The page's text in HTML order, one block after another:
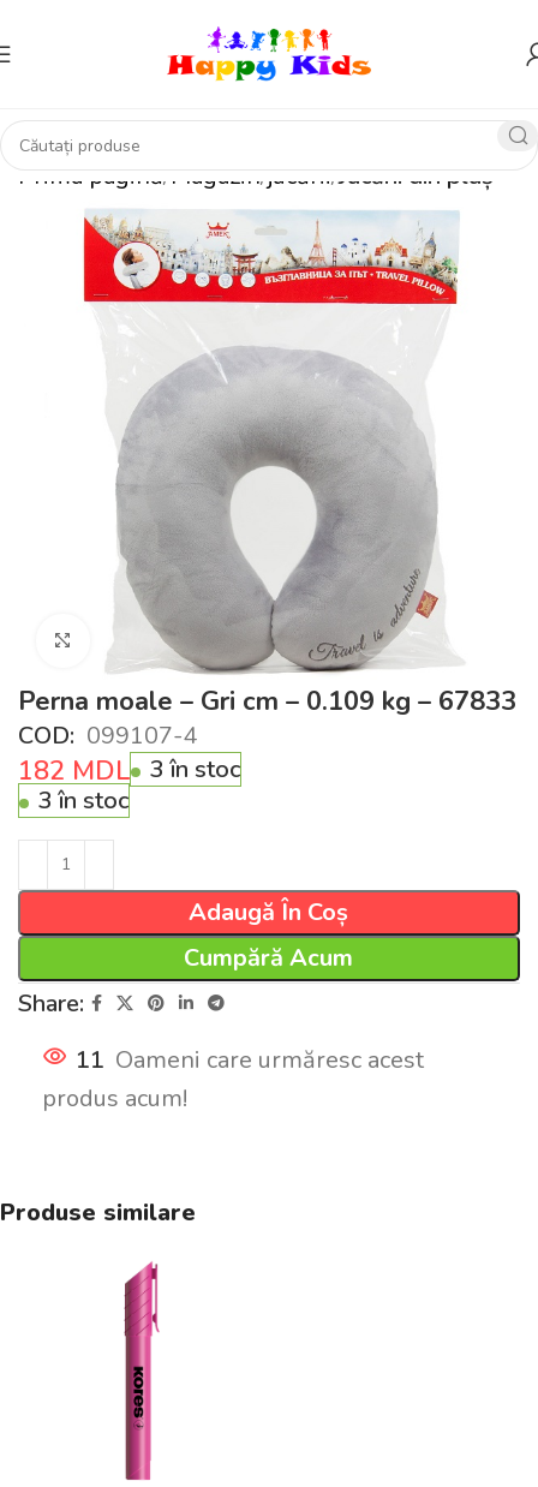
Prima pagină Magazin jucării Jucării din pluș
Click pentru a mări
Perna moale – Gri cm – 0.109 kg – 67833
COD: 099107-4
182 MDL
3 în stoc
3 în stoc
Adaugă În Coș
Cumpără Acum
Share:
11 Oameni care urmăresc acest
produs acum!
Produse similare